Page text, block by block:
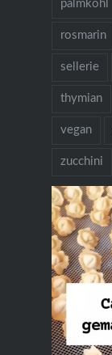
palmkohl
rosmarin
sellerie
thymian
vegan
zucchini